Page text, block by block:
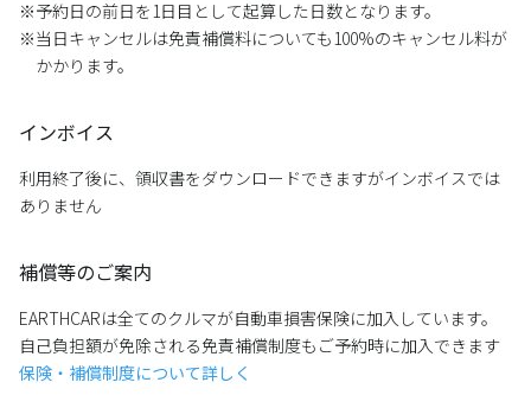
予約日の前日を1日目として起算した日数となります。
当日キャンセルは免責補償料についても100%のキャンセル料が
かかります。
インボイス
利用終了後に、領収書をダウンロードできますがインボイスでは
ありません
補償等のご案内
EARTHCARは全てのクルマが自動車損害保険に加入しています。
自己負担額が免除される免責補償制度もご予約時に加入できます
保険・補償制度について詳しく